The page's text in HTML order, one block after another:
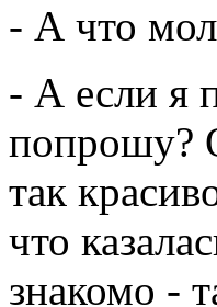
- А что
- А если я
попрошу?
так
что
знакомо -